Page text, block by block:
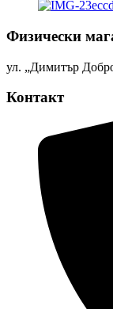
Физически
ул. „Димитър
Контакт